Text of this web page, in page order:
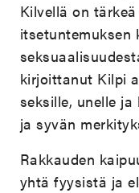
Kilvellä on
itsetuntemuksen
kirjoittanut Kilpi
seksille, unelle
ja syvän
Rakkauden
yhtä fyysistä ja